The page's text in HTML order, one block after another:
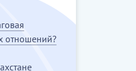
отношений?